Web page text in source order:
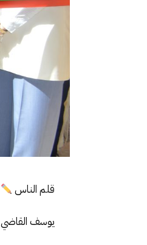
قلم الناس
يوسف القاضي